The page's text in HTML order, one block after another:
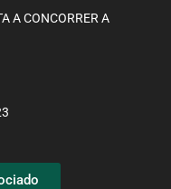
A CONCORRER A